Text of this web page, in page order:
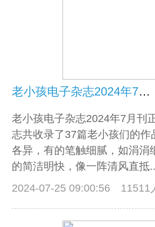
老小孩电子杂志2024年7月刊上线！快来下载吧！
老小孩电子杂志2024年7月刊
志共收录了37篇老小孩们的作
各异，有的笔触细腻，如涓涓
的简洁明快，像一阵清风直抵
2024-07-25 09:00:56